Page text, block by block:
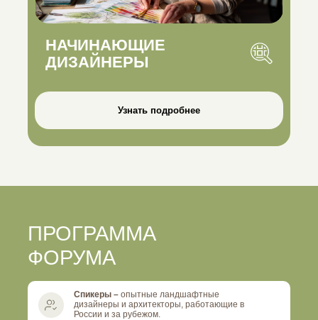
Узнать подробнее
НАЧИНАЮЩИЕ
ДИЗАЙНЕРЫ
ПРОГРАММА
ФОРУМА
Спикеры – опытные ландшафтные
дизайнеры и архитекторы, работающие в
России и за рубежом.